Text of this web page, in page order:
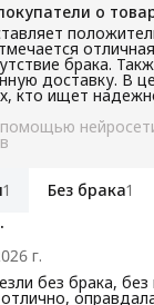
о
брака.
доставку. В
кто ищет
1 Без брака1
г.
без брака, без